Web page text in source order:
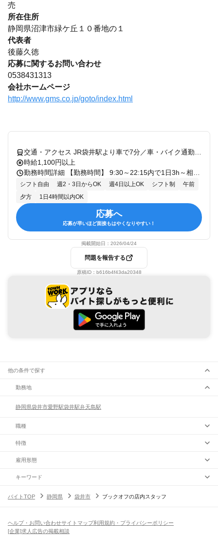
売
所在住所
静岡県沼津市緑ケ丘１０番地の１
代表者
後藤久徳
応募に関するお問い合わせ
0538431313
会社ホームページ
http://www.gms.co.jp/goto/index.html
時給1,100円以上
シフト自由 週2・3日からOK 週4日以上OK シフト制
午前
夕方
1日4時間以内OK
応募へ
応募が早いほど面接もはやくなりやすい！
掲載開始日： 2026/04/24
問題を報告する
原稿ID： b616b4f43da20348
他の条件で探す
勤務地
静岡県袋井市愛野駅袋井駅弁天島駅
職種
特徴
雇用形態
キーワード
バイトTOP 静岡県 袋井市 ブックオフの店内スタッフ
ヘルプ・お問い合わせサイトマップ利用規約・プライバシーポリシー
[企業]求人広告の掲載相談